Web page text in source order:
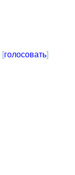
[голосовать]